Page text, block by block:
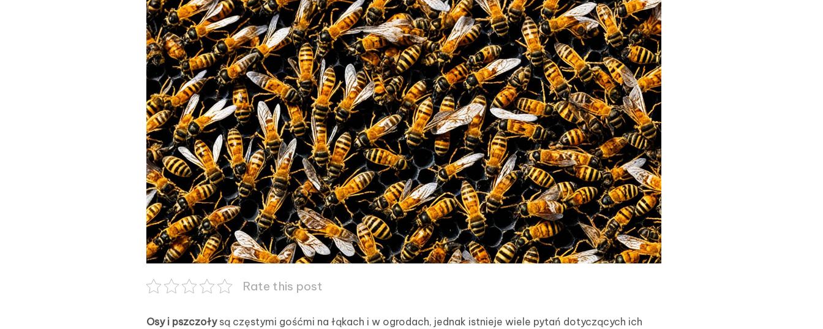
Rate this post
Osy i pszczołysą częstymi gośćmi na łąkach i w ogrodach, jednak istnieje wiele pytań dotyczących ich